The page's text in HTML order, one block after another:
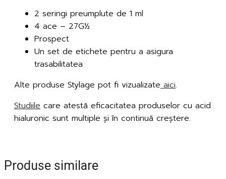
2 seringi preumplute de 1 ml
4 ace – 27G½
Prospect
Un set de etichete pentru a asigura
trasabilitatea
Alte produse Stylage pot fi vizualizate aici.
Studiile care atestă eficacitatea produselor cu acid
hialuronic sunt multiple și în continuă creștere.
Produse similare